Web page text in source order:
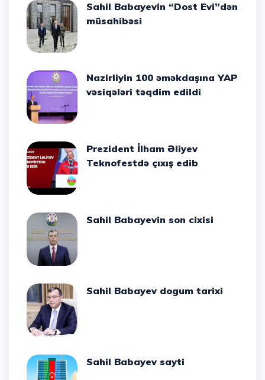
Sahil Babayevin “Dost Evi”dən
müsahibəsi
Nazirliyin 100 əməkdaşına YAP
vəsiqələri təqdim edildi
Prezident İlham Əliyev
Teknofestdə çıxış edib
Sahil Babayevin son cixisi
Sahil Babayev dogum tarixi
Sahil Babayev sayti